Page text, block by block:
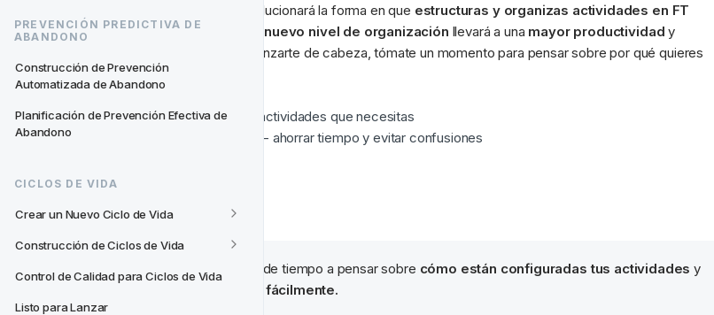
PREVENCIÓN PREDICTIVA DE
ABANDONO
Construcción de Prevención
Automatizada de Abandono
Planificación de Prevención Efectiva de
Abandono
CICLOS DE VIDA
Crear un Nuevo Ciclo de Vida
Construcción de Ciclos de Vida
Control de Calidad para Ciclos de Vida
Listo para Lanzar
Es cierto que usar proyectos revolucionará la forma en que estructuras y organizas actividades en FT
CRM. También es cierto que este nuevo nivel de organización llevará a una mayor productividad
organizar actividades
Acceso rápido y fácil a las actividades que necesitas
- ahorrar tiempo y evitar confusiones
Eliminar el desorden
Dedica algo de tiempo a pensar sobre cómo están configuradas tus actividades y
agruparse fácilmente.